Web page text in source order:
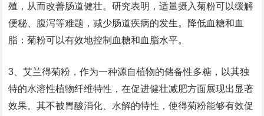
殖，从而改善肠道健壮。研究表明，适量摄入菊粉可以缓解
便秘、腹泻等难题，减少肠道疾病的发生。降低血糖和血
脂：菊粉可以有效地控制血糖和血脂水平。
3、艾兰得菊粉，作为一种源自植物的储备性多糖，以其独
特的水溶性植物纤维特性，在促进健壮减肥方面展现出显著
效果。其不被胃酸消化、水解的特性，使得菊粉能够有效促